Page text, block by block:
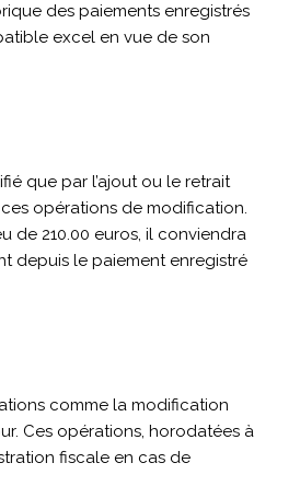
des paiements enregistrés
excel en vue de son
que par l’ajout ou le retrait
opérations de modification.
de 210.00 euros, il conviendra
depuis le paiement enregistré
comme la modification
Ces opérations, horodatées à
fiscale en cas de